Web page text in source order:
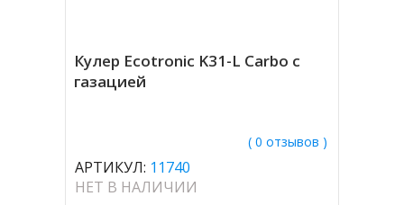
Кулер Ecotronic K31-L Carbo с
газацией
( 0 отзывов )
АРТИКУЛ: 11740
НЕТ В НАЛИЧИИ